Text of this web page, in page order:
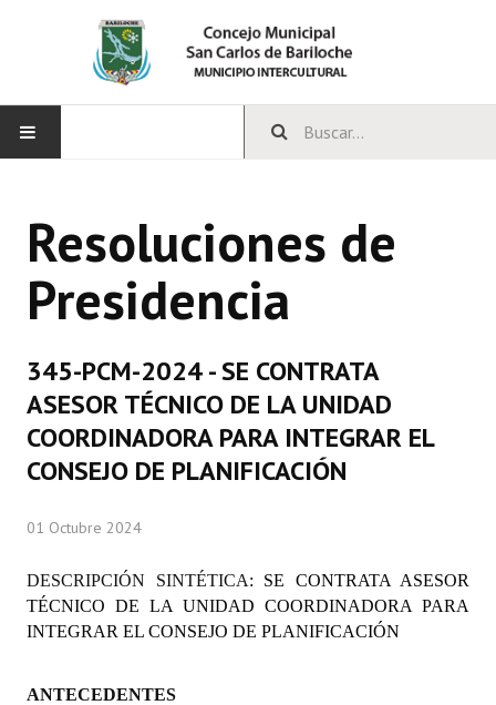
CONCEJO
Bloques Políticos
Comisiones Permanentes
Comisiones Especiales
Concejales Mandato Cumplido
Programas
LEGISLACIÓN
Resoluciones de
Presidencia
345-PCM-2024 - SE CONTRATA
ASESOR TÉCNICO DE LA UNIDAD
COORDINADORA PARA INTEGRAR EL
CONSEJO DE PLANIFICACIÓN
01 Octubre 2024
DESCRIPCIÓN SINTÉTICA: SE CONTRATA ASESOR
TÉCNICO DE LA UNIDAD COORDINADORA PARA
INTEGRAR EL CONSEJO DE PLANIFICACIÓN
ANTECEDENTES